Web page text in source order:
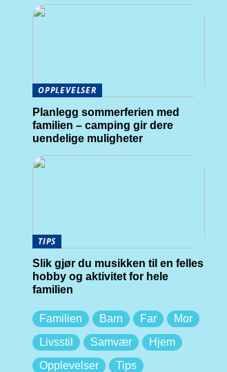
OPPLEVELSER
Planlegg sommerferien med
familien – camping gir dere
uendelige muligheter
TIPS
Slik gjør du musikken til en felles
hobby og aktivitet for hele
familien
Familien Barn Far
Mor
Livsstil
Samvær
Hjem
Opplevelser
Tips